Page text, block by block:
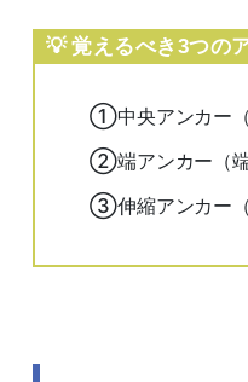
覚えるべき3つの
①中央アンカー（
②端アンカー（端
③伸縮アンカー（